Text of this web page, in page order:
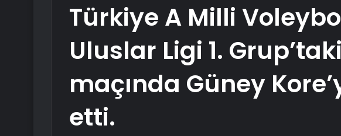
Türkiye A Milli
Uluslar Ligi 1.
maçında Güney
etti.